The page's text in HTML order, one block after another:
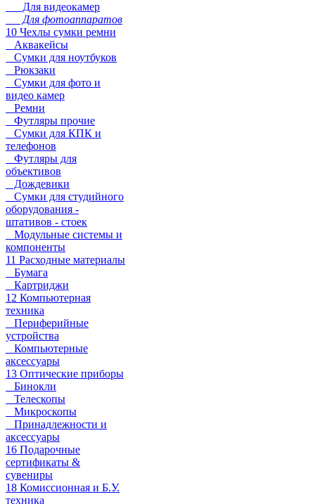
Для видеокамер
Для фотоаппаратов
10 Чехлы сумки ремни
Аквакейсы
Сумки для ноутбуков
Рюкзаки
Сумки для фото и
видео камер
Ремни
Футляры прочие
Сумки для КПК и
телефонов
Футляры для
объективов
Дождевики
Сумки для студийного
оборудования -
штативов - стоек
Модульные системы и
компоненты
11 Расходные материалы
Бумага
Картриджи
12 Компьютерная
техника
Периферийные
устройства
Компьютерные
аксессуары
13 Оптические приборы
Бинокли
Телескопы
Микроскопы
Принадлежности и
аксессуары
16 Подарочные
сертификаты &
сувениры
18 Комиссионная и Б.У.
техника